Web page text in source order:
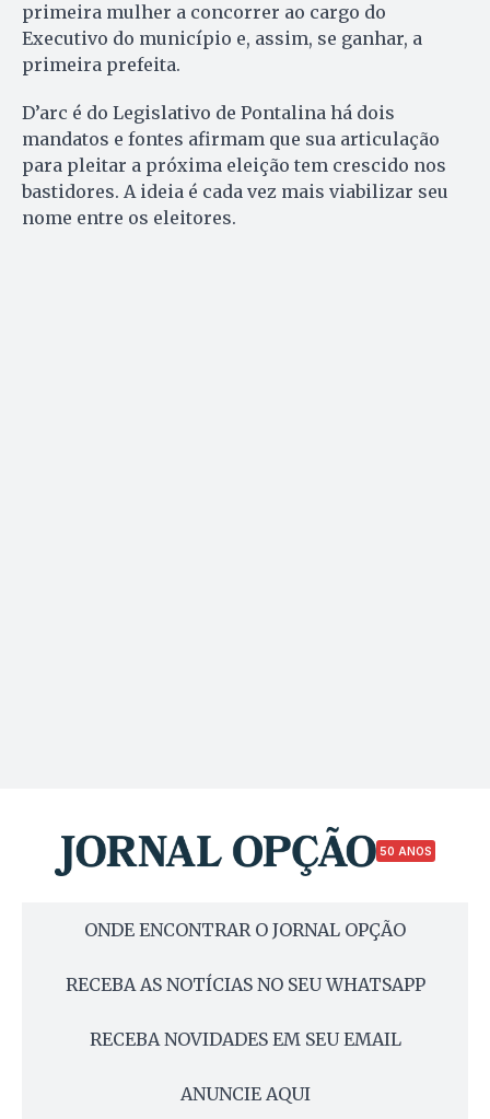
primeira mulher a concorrer ao cargo do
Executivo do município e, assim, se ganhar, a
primeira prefeita.
D’arc é do Legislativo de Pontalina há dois
mandatos e fontes afirmam que sua articulação
para pleitar a próxima eleição tem crescido nos
bastidores. A ideia é cada vez mais viabilizar seu
nome entre os eleitores.
50 ANOS
ONDE ENCONTRAR O JORNAL OPÇÃO
RECEBA AS NOTÍCIAS NO SEU WHATSAPP
RECEBA NOVIDADES EM SEU EMAIL
ANUNCIE AQUI